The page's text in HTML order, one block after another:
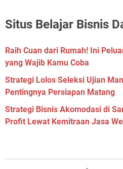
Situs Belajar Bisnis
Raih Cuan dari Rumah! Ini
yang Wajib Kamu Coba
Strategi Lolos Seleksi Ujian
Pentingnya Persiapan Matang
Strategi Bisnis Akomodasi di
Profit Lewat Kemitraan Jasa